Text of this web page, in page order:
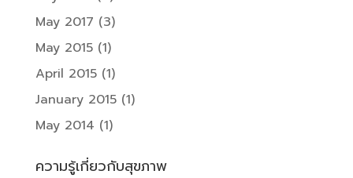
May 2017 (3)
May 2015(1)
April 2015(1)
January 2015(1)
May 2014 (1)
ความรู้เกี่ยวกับสุขภาพ